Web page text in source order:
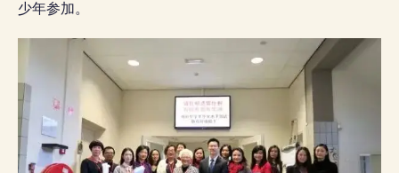
少年参加。